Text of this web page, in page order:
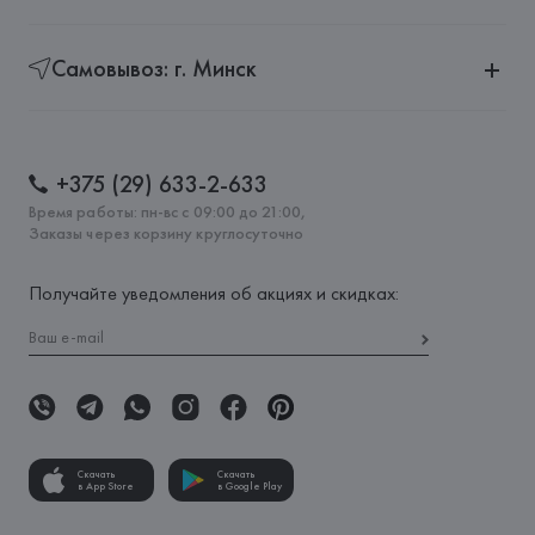
Самовывоз: г. Минск
+375 (29) 633-2-633
Время работы: пн-вс с 09:00 до 21:00,
Заказы через корзину круглосуточно
Получайте уведомления об акциях и скидках:
Скачать
в App Store
Скачать
в Google Play